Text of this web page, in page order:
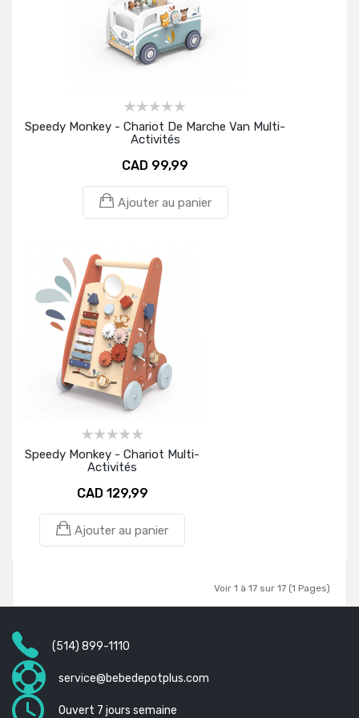
Speedy Monkey - Chariot De Marche Van Multi-
Activités
CAD 99,99
Ajouter au panier
Speedy Monkey - Chariot Multi-
Activités
CAD 129,99
Ajouter au panier
Voir 1 à 17 sur 17 (1 Pages)
(514) 899-1110
service@bebedepotplus.com
Ouvert 7 jours semaine